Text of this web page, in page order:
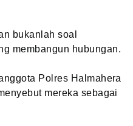
bukanlah soal
membangun hubungan.
Polres Halmahera
mereka sebagai